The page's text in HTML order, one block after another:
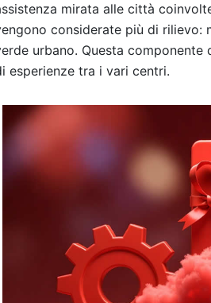
mirata alle città
considerate più di rilievo:
urbano. Questa
esperienze tra i vari centri.